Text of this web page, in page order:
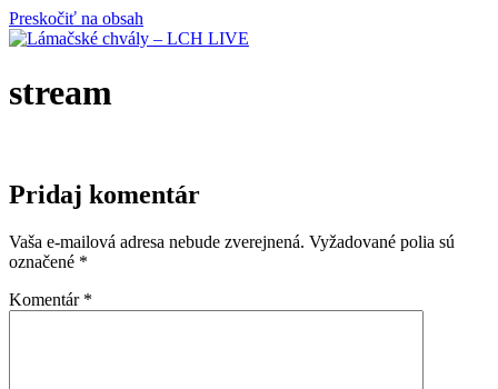
Preskočiť na obsah
stream
Pridaj komentár
Vaša e-mailová adresa nebude zverejnená. Vyžadované polia sú
označené *
Komentár *